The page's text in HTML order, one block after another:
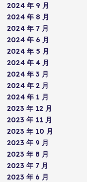
2024 年 9 月
2024 年 8 月
2024 年 7 月
2024 年 6 月
2024 年 5 月
2024 年 4 月
2024 年 3 月
2024 年 2 月
2024 年 1 月
2023 年 12 月
2023 年 11 月
2023 年 10 月
2023 年 9 月
2023 年 8 月
2023 年 7 月
2023 年 6 月